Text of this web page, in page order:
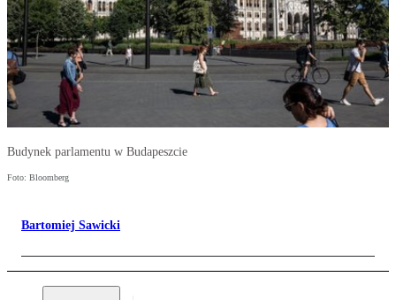
Budynek parlamentu w Budapeszcie
Foto: Bloomberg
Bartomiej Sawicki